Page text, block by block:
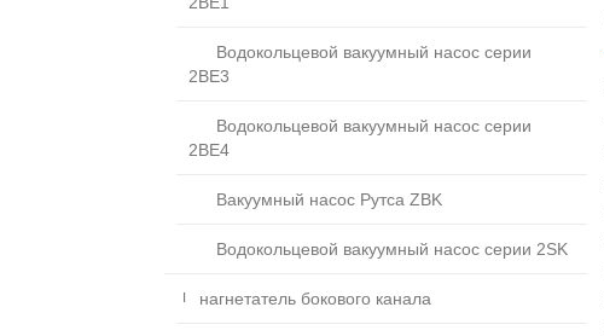
Водокольцевой вакуумный насос серии
2BE3
Водокольцевой вакуумный насос серии
2BE4
Вакуумный насос Рутса ZBK
Водокольцевой вакуумный насос серии 2SK
нагнетатель бокового канала